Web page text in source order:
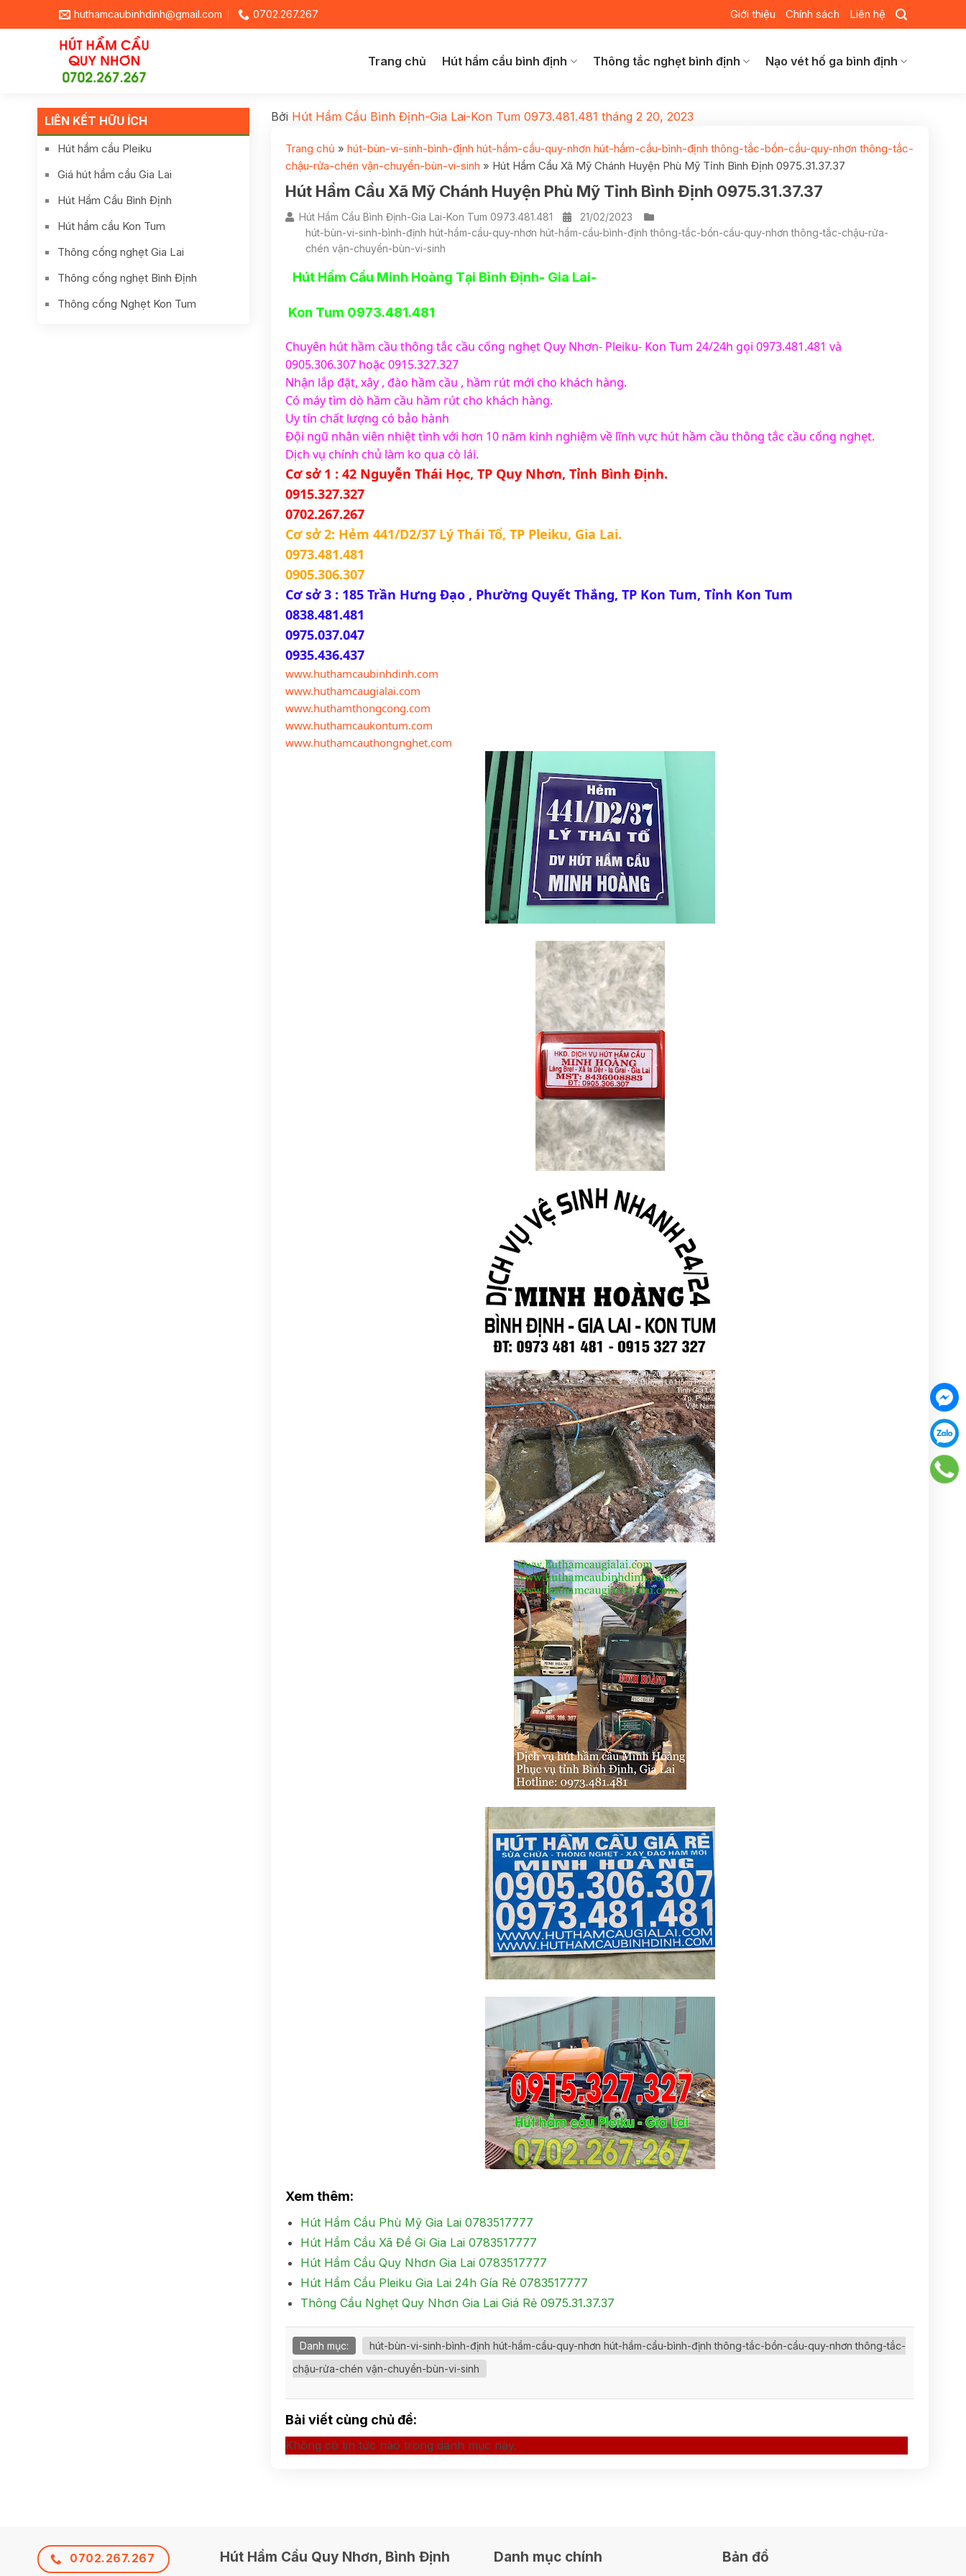
huthamcaubinhdinh@gmail.com 0702.267.267 Giới thiệu Chính sách Liên hệ
Trang chủ Hút hầm cầu bình định Thông tắc nghẹt bình định Nạo vét hố ga bình định
LIÊN KẾT HỮU ÍCH
Hút hầm cầu Pleiku
Giá hút hầm cầu Gia Lai
Hút Hầm Cầu Bình Định
Hút hầm cầu Kon Tum
Thông cống nghẹt Gia Lai
Thông cống nghẹt Bình Định
Thông cống Nghẹt Kon Tum
Bởi Hút Hầm Cầu Bình Định-Gia Lai-Kon Tum 0973.481.481 tháng 2 20, 2023
Trang chủ » hút-bùn-vi-sinh-bình-định hút-hầm-cầu-quy-nhơn hút-hầm-cầu-bình-định thông-tắc-bồn-cầu-quy-nhơn thông-tắc-
chậu-rửa-chén vận-chuyển-bùn-vi-sinh » Hút Hầm Cầu Xã Mỹ Chánh Huyện Phù Mỹ Tỉnh Bình Định 0975.31.37.37
Hút Hầm Cầu Xã Mỹ Chánh Huyện Phù Mỹ Tỉnh Bình Định 0975.31.37.37
Hút Hầm Cầu Bình Định-Gia Lai-Kon Tum 0973.481.481
21/02/2023
hút-bùn-vi-sinh-bình-định hút-hầm-cầu-quy-nhơn hút-hầm-cầu-bình-định thông-tắc-bồn-cầu-quy-nhơn thông-tắc-chậu-rửa-
chén vận-chuyển-bùn-vi-sinh
Hút Hầm Cầu Minh Hoàng Tại Bình Định- Gia Lai-
Kon Tum 0973.481.481
Chuyên hút hầm cầu thông tắc cầu cống nghẹt Quy Nhơn- Pleiku- Kon Tum 24/24h gọi 0973.481.481 và
0905.306.307 hoặc 0915.327.327
Nhận lắp đặt, xây , đào hầm cầu , hầm rút mới cho khách hàng.
Có máy tìm dò hầm cầu hầm rút cho khách hàng.
Uy tín chất lượng có bảo hành
Đội ngũ nhân viên nhiệt tình với hơn 10 năm kinh nghiệm về lĩnh vực hút hầm cầu thông tắc cầu cống nghẹt.
Dịch vụ chính chủ làm ko qua cò lái.
Cơ sở 1 : 42 Nguyễn Thái Học, TP Quy Nhơn, Tỉnh Bình Định.
0915.327.327
0702.267.267
Cơ sở 2: Hẻm 441/D2/37 Lý Thái Tổ, TP Pleiku, Gia Lai.
0973.481.481
0905.306.307
Cơ sở 3 : 185 Trần Hưng Đạo , Phường Quyết Thắng, TP Kon Tum, Tỉnh Kon Tum
0838.481.481
0975.037.047
0935.436.437
www.huthamcaubinhdinh.com
www.huthamcaugialai.com
www.huthamthongcong.com
www.huthamcaukontum.com
www.huthamcauthongnghet.com
Xem thêm:
Hút Hầm Cầu Phù Mỹ Gia Lai 0783517777
Hút Hầm Cầu Xã Đề Gi Gia Lai 0783517777
Hút Hầm Cầu Quy Nhơn Gia Lai 0783517777
Hút Hầm Cầu Pleiku Gia Lai 24h Gía Rẻ 0783517777
Thông Cầu Nghẹt Quy Nhơn Gia Lai Giá Rẻ 0975.31.37.37
Danh mục:
hút-bùn-vi-sinh-bình-định hút-hầm-cầu-quy-nhơn hút-hầm-cầu-bình-định thông-tắc-bồn-cầu-quy-nhơn thông-tắc-
chậu-rửa-chén vận-chuyển-bùn-vi-sinh
Bài viết cùng chủ đề:
Không có tin tức nào trong danh mục này.
0702.267.267 Hút Hầm Cầu Quy Nhơn, Bình Định Danh mục chính Bản đồ